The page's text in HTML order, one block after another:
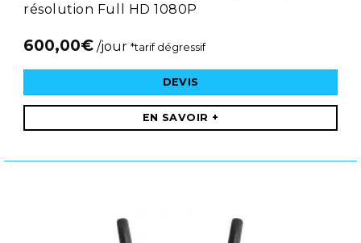
résolution Full HD 1080P
600,00€ /jour *tarif dégressif
DEVIS
EN SAVOIR +